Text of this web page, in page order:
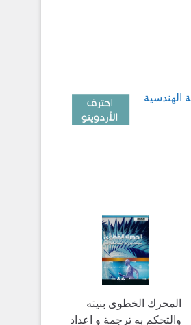
الهندسية
المحرك الخطوى بنيته
والتحكم به ترجمة و اعداد